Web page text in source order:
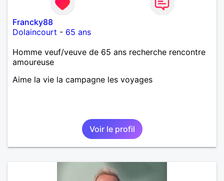
Francky88
Dolaincourt - 65 ans
Homme veuf/veuve de 65 ans recherche rencontre
amoureuse
Aime la vie la campagne les voyages
Voir le profil